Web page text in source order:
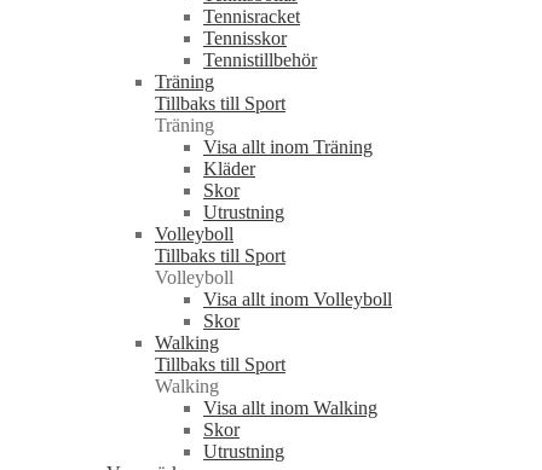
Tennisracket
Tennisskor
Tennistillbehör
Träning
Tillbaks till Sport
Träning
Visa allt inom Träning
Kläder
Skor
Utrustning
Volleyboll
Tillbaks till Sport
Volleyboll
Visa allt inom Volleyboll
Skor
Walking
Tillbaks till Sport
Walking
Visa allt inom Walking
Skor
Utrustning